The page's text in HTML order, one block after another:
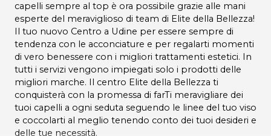
capelli sempre al top è ora possibile grazie alle mani
esperte del meraviglioso di team di Elite della Bellezza!
Il tuo nuovo Centro a Udine per essere sempre di
tendenza con le acconciature e per regalarti momenti
di vero benessere con i migliori trattamenti estetici. In
tutti i servizi vengono impiegati solo i prodotti delle
migliori marche. Il centro Elite della Bellezza ti
conquisterà con la promessa di farTi meravigliare dei
tuoi capelli a ogni seduta seguendo le linee del tuo viso
e coccolarti al meglio tenendo conto dei tuoi desideri e
delle tue necessità.